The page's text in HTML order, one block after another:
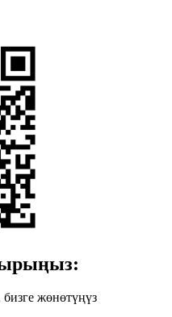
жөнөтүңүз